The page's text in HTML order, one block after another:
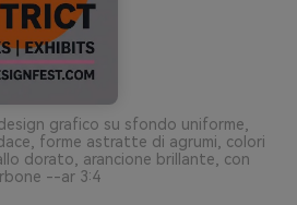
grafico su sfondo uniforme,
forme astratte di agrumi, colori
dorato, arancione brillante, con
--ar 3:4